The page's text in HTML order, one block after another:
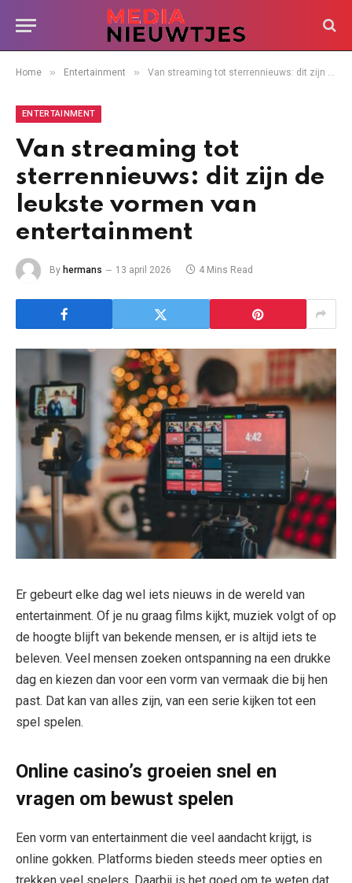
Home » Entertainment » Van streaming tot sterrennieuws: dit zijn de leukste vormen van entertainment
ENTERTAINMENT
Van streaming tot
sterrennieuws: dit zijn de
leukste vormen van
entertainment
By hermans 13 april 2026 4 Mins Read
Er gebeurt elke dag wel iets nieuws in de wereld van
entertainment. Of je nu graag films kijkt, muziek volgt of op
de hoogte blijft van bekende mensen, er is altijd iets te
beleven. Veel mensen zoeken ontspanning na een drukke
dag en kiezen dan voor een vorm van vermaak die bij hen
past. Dat kan van alles zijn, van een serie kijken tot een
spel spelen.
Online casino’s groeien snel en
vragen om bewust spelen
Een vorm van entertainment die veel aandacht krijgt, is
online gokken. Platforms bieden steeds meer opties en